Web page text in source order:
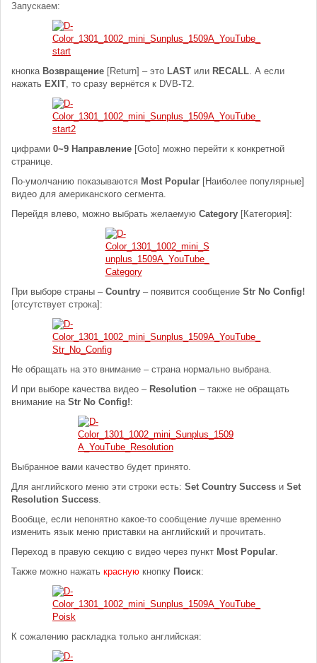
Запускаем:
кнопка Возвращение [Return] – это LAST или RECALL. А если
нажать EXIT, то сразу вернётся к DVB-T2.
цифрами 0~9 Направление [Goto] можно перейти к конкретной
странице.
По-умолчанию показываются Most Popular [Наиболее популярные]
видео для американского сегмента.
Перейдя влево, можно выбрать желаемую Category [Категория]:
При выборе страны – Country – появится сообщение Str No Config!
[отсутствует строка]:
Не обращать на это внимание – страна нормально выбрана.
И при выборе качества видео – Resolution – также не обращать
внимание на Str No Config!:
Выбранное вами качество будет принято.
Для английского меню эти строки есть: Set Country Success и Set
Resolution Success.
Вообще, если непонятно какое-то сообщение лучше временно
изменить язык меню приставки на английский и прочитать.
Переход в правую секцию с видео через пункт Most Popular.
Также можно нажать красную кнопку Поиск:
К сожалению раскладка только английская: